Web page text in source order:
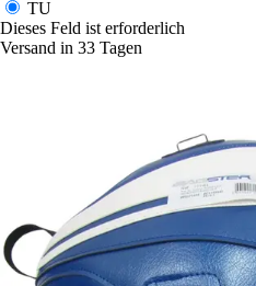
TU
Dieses Feld ist erforderlich
Versand in 33 Tagen